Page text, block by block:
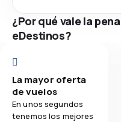
¿Por qué vale la
eDestinos?
La mayor oferta
de vuelos
En unos segundos
tenemos los mejores